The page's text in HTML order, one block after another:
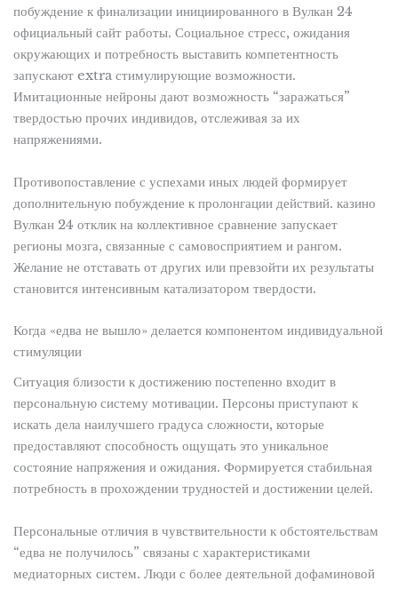
побуждение к финализации инициированного в Вулкан 24
официальный сайт работы. Социальное стресс, ожидания
окружающих и потребность выставить компетентность
запускают extra стимулирующие возможности.
Имитационные нейроны дают возможность “заражаться”
твердостью прочих индивидов, отслеживая за их
напряжениями.
Противопоставление с успехами иных людей формирует
дополнительную побуждение к пролонгации действий. казино
Вулкан 24 отклик на коллективное сравнение запускает
регионы мозга, связанные с самовосприятием и рангом.
Желание не отставать от других или превзойти их результаты
становится интенсивным катализатором твердости.
Когда «едва не вышло» делается компонентом индивидуальной
стимуляции
Ситуация близости к достижению постепенно входит в
персональную систему мотивации. Персоны приступают к
искать дела наилучшего градуса сложности, которые
предоставляют способность ощущать это уникальное
состояние напряжения и ожидания. Формируется стабильная
потребность в прохождении трудностей и достижении целей.
Персональные отличия в чувствительности к обстоятельствам
“едва не получилось” связаны с характеристиками
медиаторных систем. Люди с более деятельной дофаминовой